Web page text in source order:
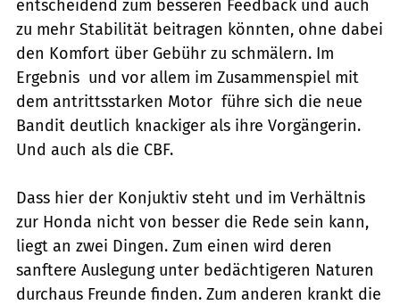
entscheidend zum besseren Feedback und auch
zu mehr Stabilität beitragen könnten, ohne dabei
den Komfort über Gebühr zu schmälern. Im
Ergebnis  und vor allem im Zusammenspiel mit
dem antrittsstarken Motor  führe sich die neue
Bandit deutlich knackiger als ihre Vorgängerin.
Und auch als die CBF.
Dass hier der Konjuktiv steht und im Verhältnis
zur Honda nicht von besser die Rede sein kann,
liegt an zwei Dingen. Zum einen wird deren
sanftere Auslegung unter bedächtigeren Naturen
durchaus Freunde finden. Zum anderen krankt die